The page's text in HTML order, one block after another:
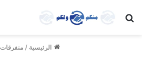
بحث عن
الرئيسية / متفرقات